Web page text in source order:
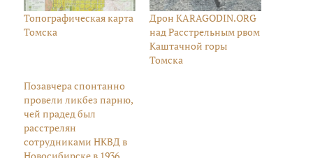
Топографическая карта
Томска
Дрон KARAGODIN.ORG
над Расстрельным рвом
Каштачной горы
Томска
Позавчера спонтанно
провели ликбез парню,
чей прадед был
расстрелян
сотрудниками НКВД в